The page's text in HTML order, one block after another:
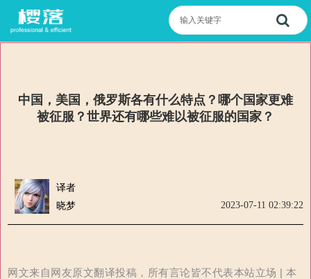
中国，美国，俄罗斯各有什么特点？哪个国家更难
被征服？世界还有哪些难以被征服的国家？
译者
晓梦
2023-07-11 02:39:22
网文来自网友原文翻译投稿，所有言论皆不代表本站立场 | 本